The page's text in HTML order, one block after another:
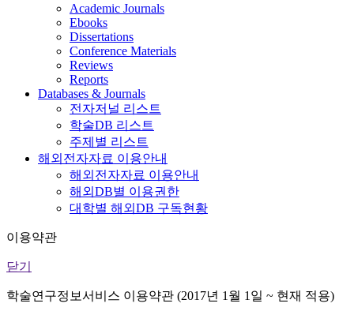
Academic Journals
Ebooks
Dissertations
Conference Materials
Reviews
Reports
Databases & Journals
전자저널 리스트
학술DB 리스트
주제별 리스트
해외전자자료 이용안내
해외전자자료 이용안내
해외DB별 이용권한
대학별 해외DB 구독현황
이용약관
닫기
학술연구정보서비스 이용약관 (2017년 1월 1일 ~ 현재 적용)